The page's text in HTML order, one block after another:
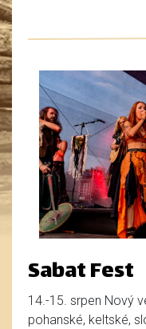
Sabat Fest
14.-15. srpen Nový
pohanské, keltské,